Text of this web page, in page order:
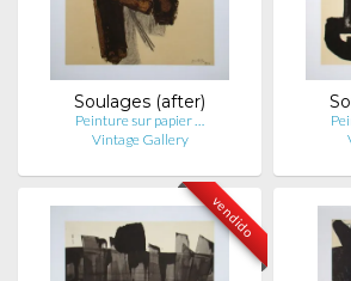
Soulages (after)
Peinture sur papier …
Vintage Gallery
vendido